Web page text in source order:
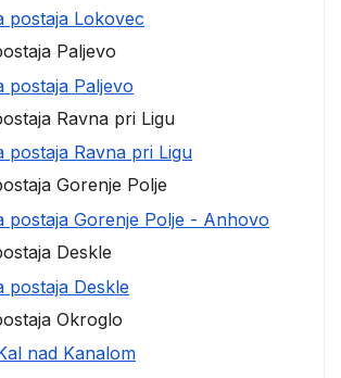
Paljevo
Ravna pri Ligu
Gorenje Polje
Deskle
Okroglo